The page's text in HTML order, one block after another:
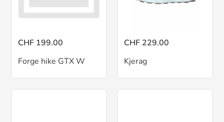
CHF 199.00
Forge hike GTX W
CHF 229.00
Kjerag